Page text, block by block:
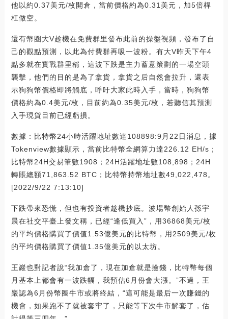
他以約0.37美元/枚開倉，當前價格約為0.31美元，加5倍桿
杠做空。
還有幣圈大V趁機在免費群里發布此前的操盤視頻，發布了自
己的觀點預測，以此為付費群再吸一波粉。有大V昨天下午4
點多就在實戰群里稱，這波下跌是主力蓄意策劃的一場空頭
襲擊，他們的目的是為了拿貨，拿貨之后自然會拉升，還表
示狗狗幣價格即將觸底，呼吁大家此時入手，當時，狗狗幣
價格約為0.4美元/枚，目前約為0.35美元/枚，若聽信其預測
入手現貨目前已經虧損。
數據：比特幣24小時活躍地址數達108898:9月22日消息，據
Tokenview數據顯示，當前比特幣全網算力達226.12 EH/s；
比特幣24H交易筆數1908；24H活躍地址數108,898；24H
轉賬總額71,863.52 BTC；比特幣持幣地址數49,022,478。
[2022/9/22 7:13:10]
下跌帶來恐慌，但也有投資者趁機抄底。波場幣創始人孫宇
晨在社交平臺上發文稱，已經“逢低買入”，用36868美元/枚
的平均價格購買了價值1.53億美元的比特幣，用2509美元/枚
的平均價格購買了價值1.35億美元的以太坊。
王巖也對記者說“我加倉了，現在加倉就是撿錢，比特幣每個
月基本上都會有一波跌幅，我預估6月份會大漲。”不過，王
巖認為6月份幣圈牛市或將終結，“這可能是最后一次賺錢的
機會，如果跑不了就被套牢了，只能等下次牛市解套了，估